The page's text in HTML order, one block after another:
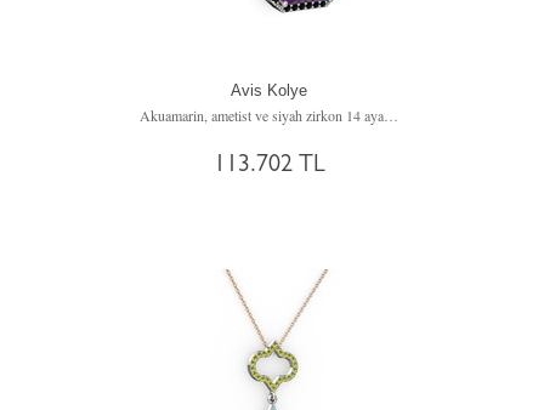
Avis Kolye
Akuamarin, ametist ve siyah zirkon 14 ayar beyaz altın kolye (40 cm rose altın rolo zincir)
113.702 TL